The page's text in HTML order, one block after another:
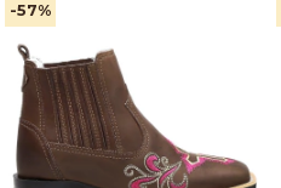
-57%